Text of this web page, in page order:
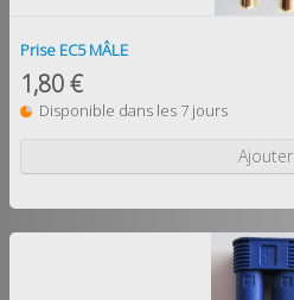
Prise EC5 MÂLE
1,80 €
Disponible dans les 7 jours
Ajouter